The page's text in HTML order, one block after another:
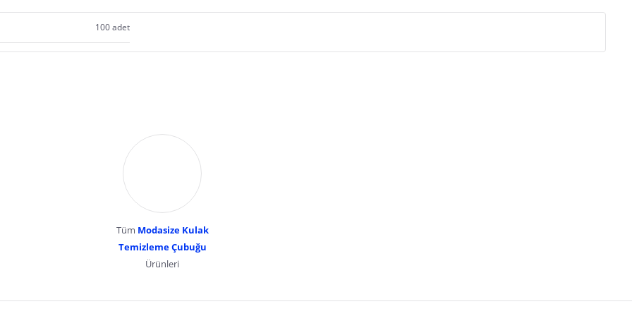
100 adet
Satıcı bilgi girişi yapmamıştır.
Satıcı bilgi girişi yapmamıştır.
Tüm Modasize Kulak
Temizleme Çubuğu
Ürünleri